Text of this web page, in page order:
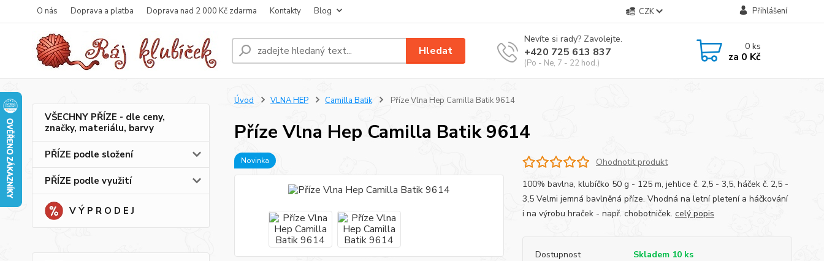
O nás Doprava a platba Doprava nad 2 000 Kč zdarma Kontakty Blog CZK Přihlášení
Hledat
Nevíte si rady? Zavolejte.
+420 725 613 837
(Po - Ne, 7 - 22 hod.)
0ks
za 0 Kč
VŠECHNY PŘÍZE - dle ceny,
značky, materiálu, barvy
PŘÍZE podle složení
PŘÍZE podle využití
V Ý P R O D E J
Úvod VLNA HEP Camilla Batik Příze Vlna Hep Camilla Batik 9614
Příze Vlna Hep Camilla Batik 9614
Novinka
Ohodnotit produkt
100% bavlna, klubíčko 50 g - 125 m, jehlice č. 2,5 - 3,5, háček č. 2,5 -
3,5 Velmi jemná bavlněná příze. Vhodná na letní pletení a háčkování
i na výrobu hraček - např. chobotniček. celý popis
Dostupnost Skladem 10 ks